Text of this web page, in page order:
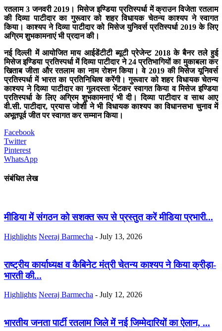
रतलाम 3 जनवरी 2019। मिसेज इण्डिया प्रतिस्पर्धा में क्राउन विजेता रतलाम
की दिव्या पाटीदार का गुरूवार को शहर विधायक चेतन्य काश्यप ने स्वागत
किया। काश्यप ने दिव्या पाटीदार को मिसेज युनिवर्स प्रतिस्पर्धा 2019 के लिए
अग्रिम शुभकामनाएं भी प्रदान की।
नई दिल्ली में आयोजित माय आईडेंटीटी ब्यूटी प्रेजेन्ट 2018 के बैनर तले हुई
मिसेज इण्डिया प्रतिस्पर्धा में दिव्या पाटीदार ने 24 प्रतिभागियों का मुकाबला कर
खिताब जीता और रतलाम का नाम रोशन किया। वे 2019 की मिसेज यूनिवर्स
प्रतिस्पर्धा में भारत का प्रतिनिधित्व करेंगी। गुरूवार को शहर विधायक चेतन्य
काश्यप ने दिव्या पाटीदार का गुलदस्ता भेंटकर स्वागत किया व मिसेज इण्डिया
प्रतिस्पर्धा के लिए अग्रिम शुभकामनाएं भी दी। दिव्या पाटीदार व साथ आए
वी.सी. पाटीदार, प्रयास जोशी ने भी विधायक काश्यप का विधानसभा चुनाव में
अभूतपूर्व जीत पर स्वागत कर सम्मान किया।
Facebook
Twitter
Pinterest
WhatsApp
संबंधित लेख
मीडिया में संगठन को सशक्त रूप से प्रस्तुत करें मीडिया प्रभारी...
Highlights Neeraj Barmecha - July 13, 2026
राष्ट्रीय कार्याध्यक्ष व कैबिनेट मंत्री चेतन्य काश्यप ने किया क्रीड़ा-
भारती की...
Highlights Neeraj Barmecha - July 12, 2026
भारतीय जनता पार्टी रतलाम जिले में नई जिम्मेदारियों का ऐलान, ...